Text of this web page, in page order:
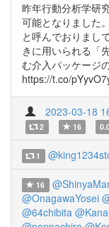
昨年行動分析学研
可能となりました
と呼んでおりまし
きに用いられる「
む介入パッケージ
https://t.co/
2023-03-18
2 16
1
16
@OnagawaYosei
@64chibita